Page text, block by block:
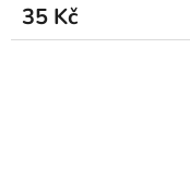
35 Kč